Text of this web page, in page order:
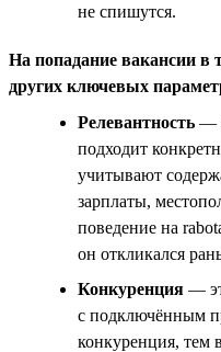
не спишутся.
На попадание вакансии в
других ключевых
Релевантность —
подходит
учитывают
зарплаты,
поведение на
он откликался
Конкуренция —
с подключённым
конкуренция, тем